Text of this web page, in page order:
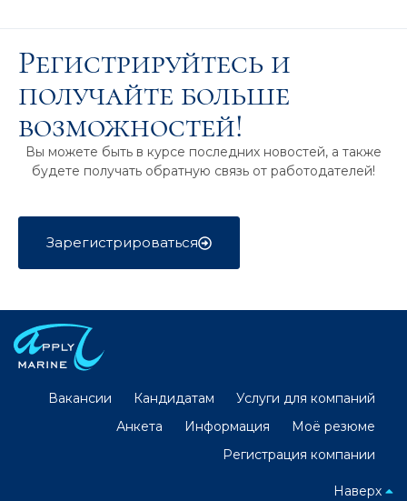
Регистрируйтесь и
получайте больше
возможностей!
Вы можете быть в курсе последних новостей, а также
будете получать обратную связь от работодателей!
Зарегистрироваться
Вакансии Кандидатам
Услуги для компаний
Анкета
Информация
Моё резюме
Регистрация компании
Наверх